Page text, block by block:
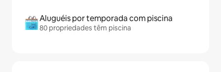
Aluguéis por temporada com piscina
80 propriedades têm piscina